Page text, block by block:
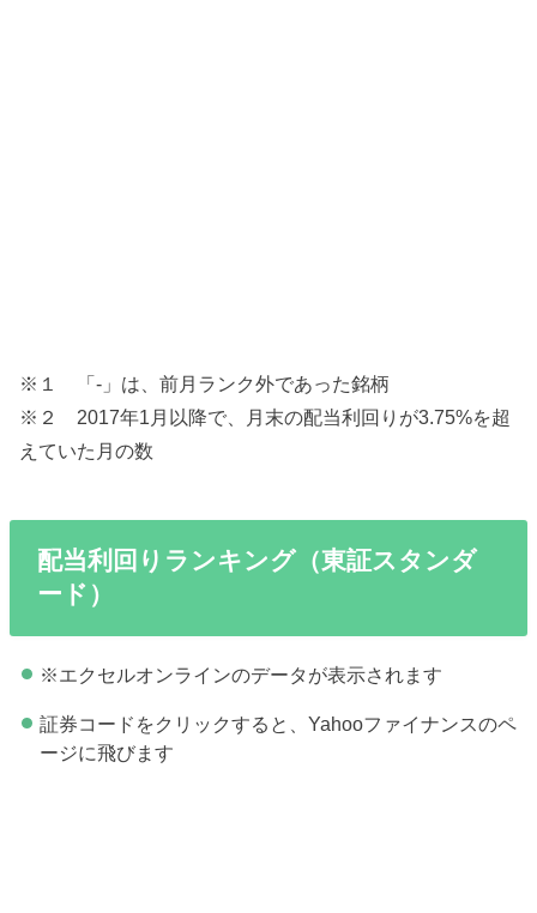
※１ 「-」は、前月ランク外であった銘柄
※２ 2017年1月以降で、月末の配当利回りが3.75%を超
えていた月の数
配当利回りランキング（東証スタンダ
ード）
※エクセルオンラインのデータが表示されます
証券コードをクリックすると、Yahooファイナンスのペ
ージに飛びます